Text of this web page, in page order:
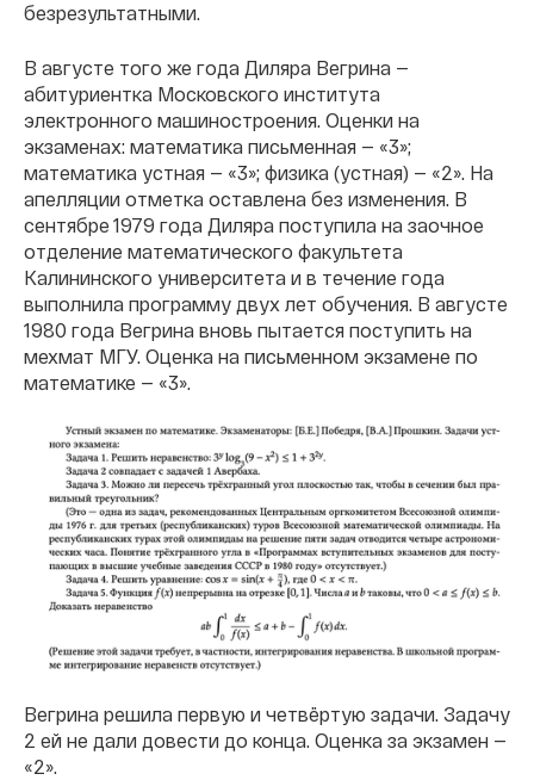
безрезультатными.
В августе того же года Диляра Вегрина —
абитуриентка Московского института
электронного машиностроения. Оценки на
экзаменах: математика письменная — «3»;
математика устная — «3»; физика (устная) — «2». На
апелляции отметка оставлена без изменения. В
сентябре 1979 года Диляра поступила на заочное
отделение математического факультета
Калининского университета и в течение года
выполнила программу двух лет обучения. В августе
1980 года Вегрина вновь пытается поступить на
мехмат МГУ. Оценка на письменном экзамене по
математике — «3».
Вегрина решила первую и четвёртую задачи. Задачу
2 ей не дали довести до конца. Оценка за экзамен —
«2».